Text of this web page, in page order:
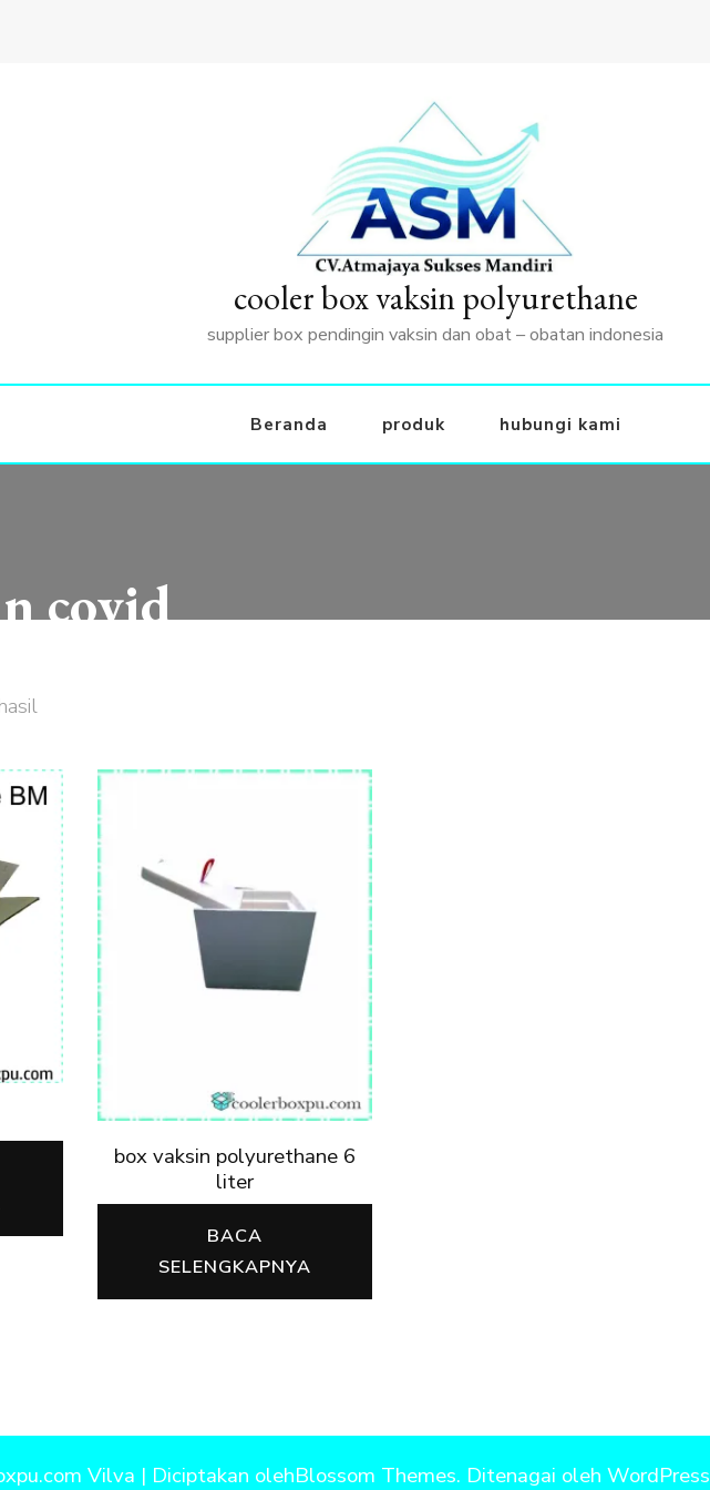
cooler box vaksin polyurethane
supplier box pendingin vaksin dan obat – obatan indonesia
Beranda produk hubungi kami
covid
box vaksin polyurethane 6
liter
BACA
SELENGKAPNYA
Vilva | Diciptakan olehBlossom Themes. Ditenagai oleh WordPress